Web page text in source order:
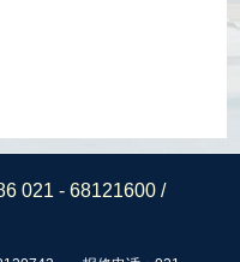
021 - 68121600 /